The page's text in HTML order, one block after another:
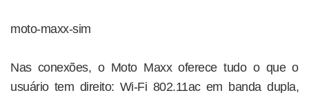
moto-maxx-sim
Nas conexões, o Moto Maxx oferece tudo o que o
usuário tem direito: Wi-Fi 802.11ac em banda dupla,